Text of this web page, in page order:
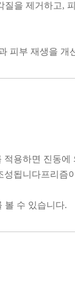
을 제거하고,
피부 재생을 개
용하면 진동에
됩니다프리즘
볼 수 있습니다.